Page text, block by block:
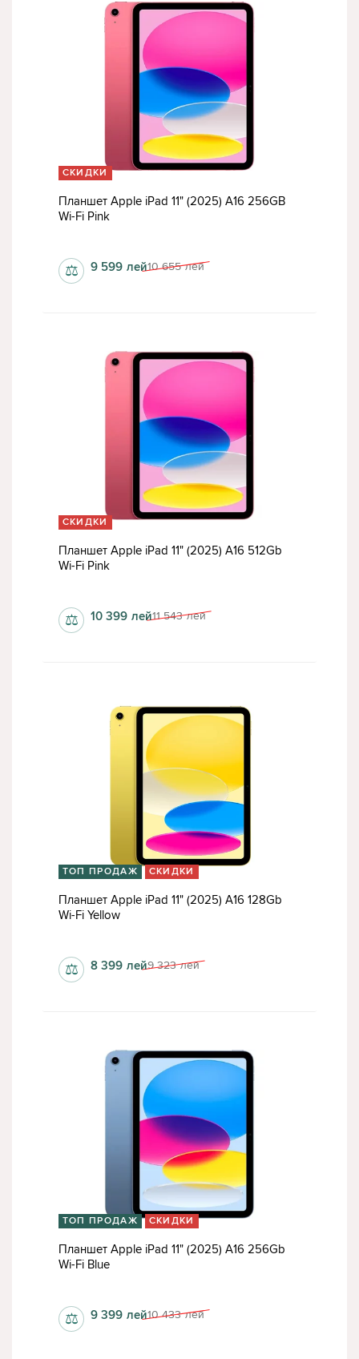
СКИДКИ
Планшет Apple iPad 11" (2025) A16 256GB
Wi-Fi Pink
6 Гб 10 655 лей
9 599 лей
⚖
СКИДКИ
Планшет Apple iPad 11" (2025) A16 512Gb
Wi-Fi Pink
6 Гб 11 543 лей
10 399 лей
⚖
ТОП ПРОДАЖ СКИДКИ
Планшет Apple iPad 11" (2025) A16 128Gb
Wi-Fi Yellow
6 Гб 9 323 лей
8 399 лей
⚖
ТОП ПРОДАЖ СКИДКИ
Планшет Apple iPad 11" (2025) A16 256Gb
Wi-Fi Blue
6 Гб 10 433 лей
9 399 лей
⚖